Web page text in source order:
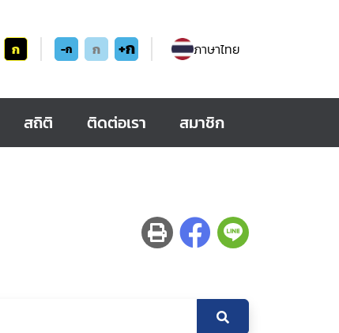
ก -ก ก +ก ภาษาไทย
สถิติ ติดต่อเรา สมาชิก